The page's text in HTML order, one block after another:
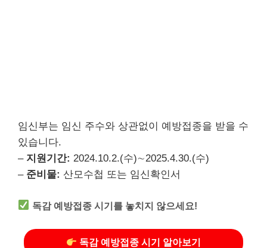
임신부는 임신 주수와 상관없이 예방접종을 받을 수
있습니다.
– 지원기간: 2024.10.2.(수)∼2025.4.30.(수)
– 준비물: 산모수첩 또는 임신확인서
독감 예방접종 시기를 놓치지 않으세요!
독감 예방접종 시기 알아보기